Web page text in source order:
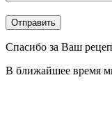
Спасибо за Ваш
В ближайшее время